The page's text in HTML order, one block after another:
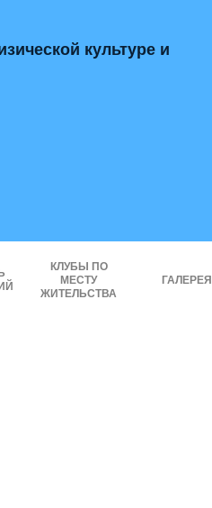
культуре и
КЛУБЫ ПО
МЕСТУ
ЖИТЕЛЬСТВА
ГАЛЕРЕЯ